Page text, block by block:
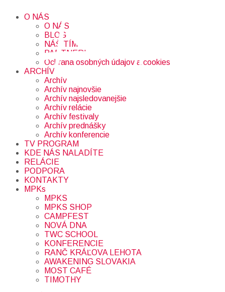
O NÁS
O NÁS
BLOG
NÁŠ TÍM
PARTNERI
Ochrana osobných údajov a cookies
ARCHÍV
Archív
Archív najnovšie
Archív najsledovanejšie
Archív relácie
Archív festivaly
Archív prednášky
Archív konferencie
TV PROGRAM
KDE NÁS NALADÍTE
RELÁCIE
PODPORA
KONTAKTY
MPKs
MPKS
MPKS SHOP
CAMPFEST
NOVÁ DNA
TWC SCHOOL
KONFERENCIE
RANČ KRÁĽOVA LEHOTA
AWAKENING SLOVAKIA
MOST CAFÉ
TIMOTHY